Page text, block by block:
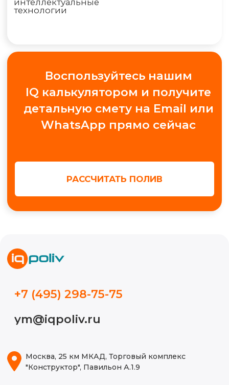
ОГРНИП 316774600130474
Проектирование
Обучение автополиву
Видео
Блог
+7
Получить консультацию